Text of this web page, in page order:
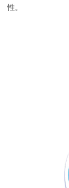
性。